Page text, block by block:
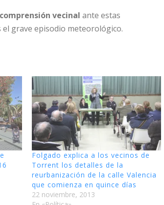
comprensión vecinal ante estas
grave episodio meteorológico.
Folgado explica a los vecinos de
Torrent los detalles de la
reurbanización de la calle Valencia
que comienza en quince días
22 noviembre, 2013